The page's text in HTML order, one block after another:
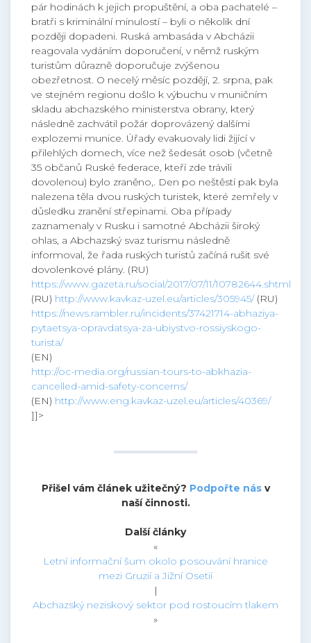
pár hodinách k jejich propuštění, a oba pachatelé –
bratři s kriminální minulostí – byli o několik dní
později dopadeni. Ruská ambasáda v Abcházii
reagovala vydáním doporučení, v němž ruským
turistům důrazně doporučuje zvýšenou
obezřetnost. O necelý měsíc pozdějí, 2. srpna, pak
ve stejném regionu došlo k výbuchu v muničním
skladu abchazského ministerstva obrany, který
následně zachvátil požár doprovázený dalšími
explozemi munice. Úřady evakuovaly lidi žijící v
přilehlých domech, více než šedesát osob (včetně
35 občanů Ruské federace, kteří zde trávili
dovolenou) bylo zraněno,. Den po neštěstí pak byla
nalezena těla dvou ruských turistek, které zemřely v
důsledku zranění střepinami. Oba případy
zaznamenaly v Rusku i samotné Abcházii široký
ohlas, a Abchazský svaz turismu následně
informoval, že řada ruských turistů začíná rušit své
dovolenkové plány. (RU)
https://www.gazeta.ru/social/2017/07/11/10782644.shtml
(RU) http://www.kavkaz-uzel.eu/articles/305945/(RU)
https://news.rambler.ru/incidents/37421714-abhaziya-
pytaetsya-opravdatsya-za-ubiystvo-rossiyskogo-
turista/
(EN)
http://oc-media.org/russian-tours-to-abkhazia-
cancelled-amid-safety-concerns/
(EN) http://www.eng.kavkaz-uzel.eu/articles/40369/
]]>
Přišel vám článek užitečný? Podpořte násv
naší činnosti.
Další články
«
Letní informační šum okolo posouvání hranice
mezi Gruzií a Jižní Osetií
|
Abchazský neziskový sektor pod rostoucím tlakem
»